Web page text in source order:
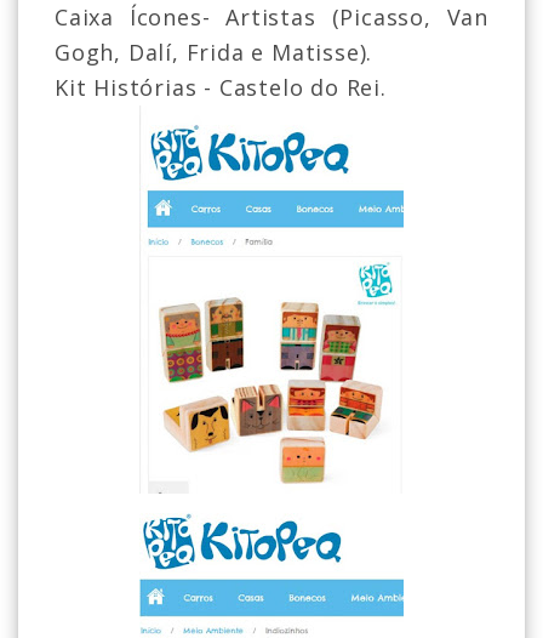
Caixa Ícones- Artistas (Picasso, Van
Gogh, Dalí, Frida e Matisse).
Kit Histórias - Castelo do Rei.